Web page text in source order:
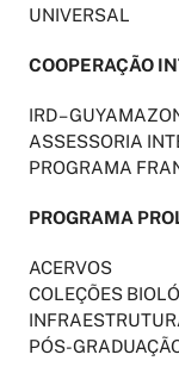
UNIVERSAL
COOPERAÇÃO
IRD –
ASSESSORIA
PROGRAMA
PROGRAMA
ACERVOS
COLEÇÕES
PÓS-